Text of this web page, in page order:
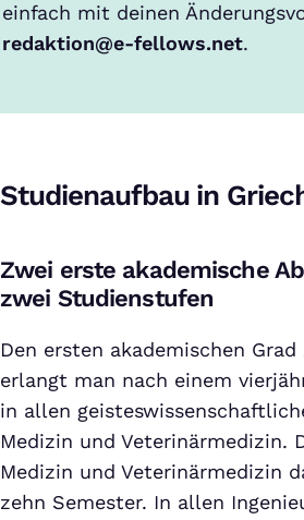
einfach mit deinen
redaktion@e-fellows.net.
Studienaufbau in
Zwei erste akademische
zwei Studienstufen
Den ersten akademischen Grad
erlangt man nach einem
in allen
Medizin und Veterinärmedizin.
Medizin und Veterinärmedizin
zehn Semester. In allen